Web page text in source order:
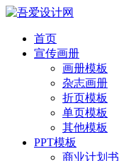
首页
宣传画册
画册模板
杂志画册
折页模板
单页模板
其他模板
PPT模板
商业计划书